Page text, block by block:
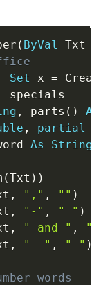
( ByVal Txt
Set x =
specials
, parts ( )
As
, partial
As String
(Txt ) )
, "," , "" )
, "-" , " " )
, " and " ,
"
, "  " , " " )
words
Copy